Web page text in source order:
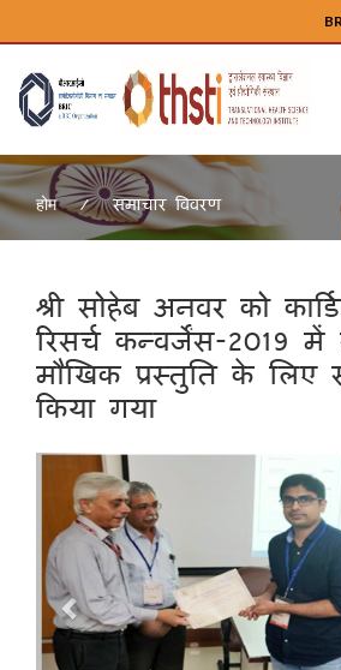
होम समाचार विवरण
श्री सोहेब अनवर को
रिसर्च कन्वर्जेंस-2019 में
मौखिक प्रस्तुति के लिए
किया गया
Previous